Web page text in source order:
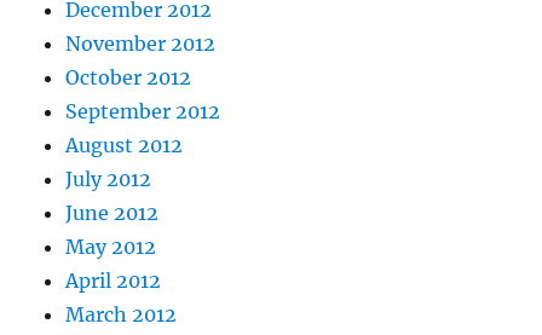
December 2012
November 2012
October 2012
September 2012
August 2012
July 2012
June 2012
May 2012
April 2012
March 2012